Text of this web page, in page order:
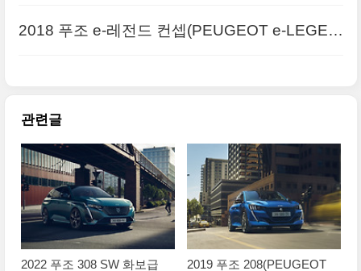
2018 푸조 e-레전드 컨셉(PEUGEOT e-LEGEN
관련글
2022 푸조 308 SW 화보급
2019 푸조 208(PEUGEOT